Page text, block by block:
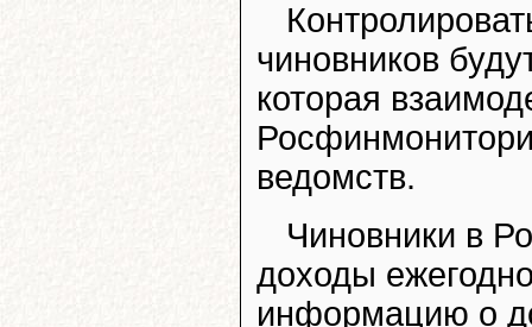
чиновников
которая
ведомств.
Чиновники в
доходы
информацию о